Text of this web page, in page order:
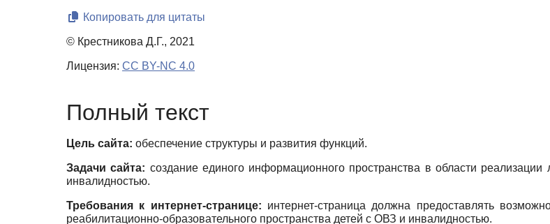
Копировать для цитаты
© Крестникова Д.Г., 2021
Лицензия: CC BY-NC 4.0
Полный текст
Цель сайта: обеспечение структуры и развития функций.
Задачи сайта: создание единого информационного пространства в области
инвалидностью.
Требования к интернет-странице: интернет-страница должна предоставлять
реабилитационно-образовательного пространства детей с ОВЗ и инвалидностью.